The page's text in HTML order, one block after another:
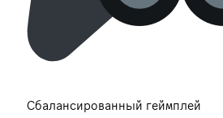
Сбалансированный геймплей